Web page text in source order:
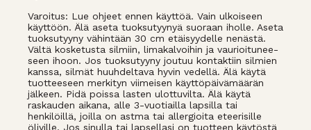
Varoitus: Lue ohjeet ennen käyttöä. Vain ulkoiseen
käyttöön. Älä aseta tuoksutyynyä suoraan iholle. Aseta
tuoksutyyny vähintään 30 cm etäisyydelle nenästä.
Vältä kosketusta silmiin, limakalvoihin ja vaurioitunee-
seen ihoon. Jos tuoksutyyny joutuu kontaktiin silmien
kanssa, silmät huuhdeltava hyvin vedellä. Älä käytä
tuotteeseen merkityn viimeisen käyttöpäivämäärän
jälkeen. Pidä poissa lasten ulottuvilta. Älä käytä
raskauden aikana, alle 3-vuotiailla lapsilla tai
henkilöillä, joilla on astma tai allergioita eteerisille
öljyille. Jos sinulla tai lapsellasi on tuotteen käytöstä